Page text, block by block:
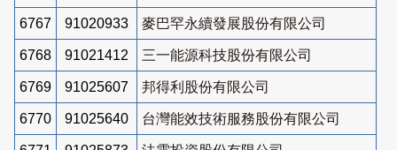
6767 91020933 麥巴罕永續發展股份有限公司
6768 91021412 三一能源科技股份有限公司
6769 91025607 邦得利股份有限公司
6770 91025640 台灣能效技術服務股份有限公司